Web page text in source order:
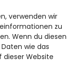
verwenden wir
zu
Wenn du diesen
wie das
dieser Website